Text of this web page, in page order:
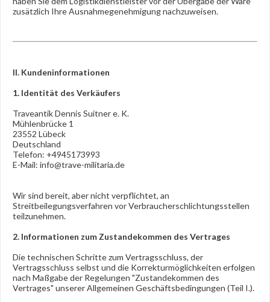
zusätzlich Ihre Ausnahmegenehmigung nachzuweisen.
II. Kundeninformationen
1. Identität des Verkäufers
Traveantik Dennis Suitner e. K.
Mühlenbrücke 1
23552 Lübeck
Deutschland
Telefon: +4945173993
E-Mail: info@trave-militaria.de
Wir sind bereit, aber nicht verpflichtet, an
Streitbeilegungsverfahren vor Verbraucherschlichtungsstellen
teilzunehmen.
2. Informationen zum Zustandekommen des Vertrages
Die technischen Schritte zum Vertragsschluss, der
Vertragsschluss selbst und die Korrekturmöglichkeiten erfolgen
nach Maßgabe der Regelungen "Zustandekommen des
Vertrages" unserer Allgemeinen Geschäftsbedingungen (Teil I.).